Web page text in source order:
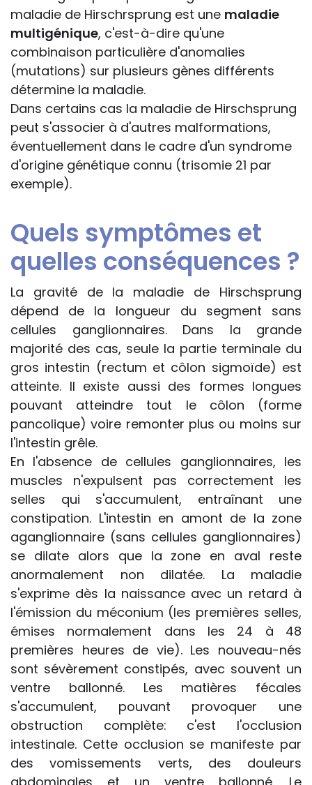
maladie de Hirschrsprung est une maladie
multigénique, c'est-à-dire qu'une
combinaison particulière d'anomalies
(mutations) sur plusieurs gènes différents
détermine la maladie.
Dans certains cas la maladie de Hirschsprung
peut s'associer à d'autres malformations,
éventuellement dans le cadre d'un syndrome
d'origine génétique connu (trisomie 21 par
exemple).
Quels symptômes et
quelles conséquences ?
La gravité de la maladie de Hirschsprung
dépend de la longueur du segment sans
cellules ganglionnaires. Dans la grande
majorité des cas, seule la partie terminale du
gros intestin (rectum et côlon sigmoïde) est
atteinte. Il existe aussi des formes longues
pouvant atteindre tout le côlon (forme
pancolique) voire remonter plus ou moins sur
l'intestin grêle.
En l'absence de cellules ganglionnaires, les
muscles n'expulsent pas correctement les
selles qui s'accumulent, entraînant une
constipation. L'intestin en amont de la zone
aganglionnaire (sans cellules ganglionnaires)
se dilate alors que la zone en aval reste
anormalement non dilatée. La maladie
s'exprime dès la naissance avec un retard à
l'émission du méconium (les premières selles,
émises normalement dans les 24 à 48
premières heures de vie). Les nouveau-nés
sont sévèrement constipés, avec souvent un
ventre ballonné. Les matières fécales
s'accumulent, pouvant provoquer une
obstruction complète: c'est l'occlusion
intestinale. Cette occlusion se manifeste par
des vomissements verts, des douleurs